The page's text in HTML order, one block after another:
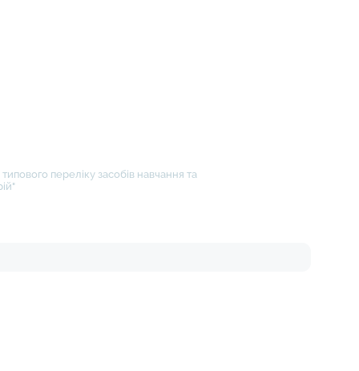
переліку засобів навчання та